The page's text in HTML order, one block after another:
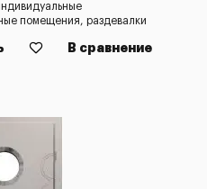
помещения, раздевалки
В сравнение